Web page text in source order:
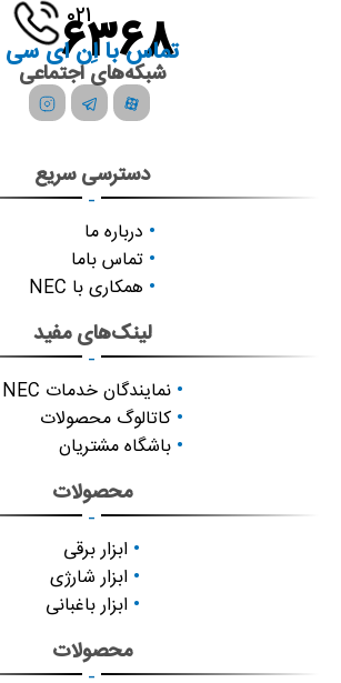
دسترسی سریع
-
درباره ما
تماس باما
همکاری با NEC
لینک‌های مفید
-
نمایندگان خدمات NEC
کاتالوگ محصولات
باشگاه مشتریان
021
6368
تماس با اِن ای سی
شبکه‌های اجتماعی
محصولات
-
ابزار برقی
ابزار شارژی
ابزار باغبانی
محصولات